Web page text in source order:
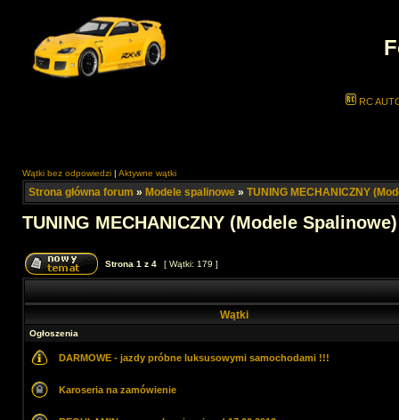
RC
Wątki bez odpowiedzi | Aktywne wątki
Strona główna forum » Modele spalinowe » TUNING MECHANICZNY
TUNING MECHANICZNY (Modele Spalinowe)
Strona 1 z 4 [ Wątki: 179 ]
Wątki
Ogłoszenia
DARMOWE - jazdy próbne luksusowymi samochodami !!!
Karoseria na zamówienie